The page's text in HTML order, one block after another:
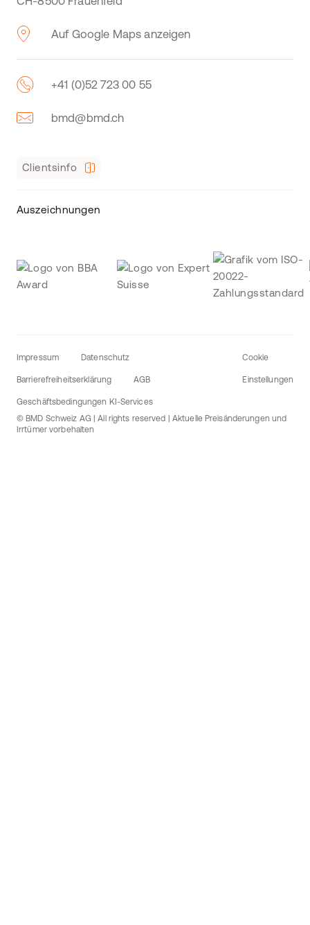
Auf Google Maps anzeigen
+41 (0)52 723 00 55
bmd@bmd.ch
Clientsinfo
Auszeichnungen
Impressum Datenschutz
Barrierefreiheitserklärung AGB
Geschäftsbedingungen KI-Services
Cookie
Einstellungen
© BMD Schweiz AG | All rights reserved | Aktuelle Preisänderungen und
Irrtümer vorbehalten